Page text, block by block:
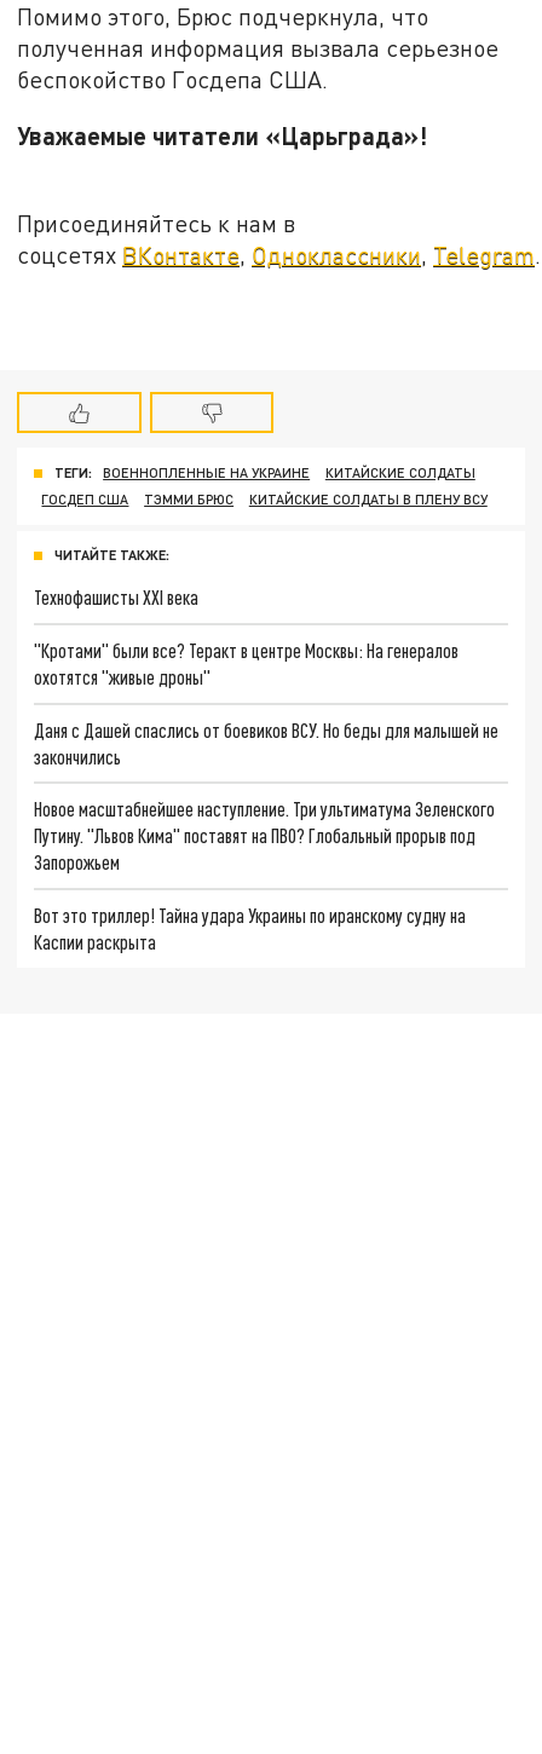
Помимо этого, Брюс подчеркнула, что
полученная информация вызвала серьезное
беспокойство Госдепа США.
Уважаемые читатели «Царьграда»!
Присоединяйтесь к нам в
соцсетях ВКонтакте, Одноклассники, Telegram.
ТЕГИ: ВОЕННОПЛЕННЫЕ НА УКРАИНЕ
КИТАЙСКИЕ СОЛДАТЫ
ГОСДЕП США
ТЭММИ БРЮС КИТАЙСКИЕ СОЛДАТЫ В ПЛЕНУ ВСУ
ЧИТАЙТЕ ТАКЖЕ:
Технофашисты XXI века
"Кротами" были все? Теракт в центре Москвы: На генералов
охотятся "живые дроны"
Даня с Дашей спаслись от боевиков ВСУ. Но беды для малышей не
закончились
Новое масштабнейшее наступление. Три ультиматума Зеленского
Путину. "Львов Кима" поставят на ПВО? Глобальный прорыв под
Запорожьем
Вот это триллер! Тайна удара Украины по иранскому судну на
Каспии раскрыта